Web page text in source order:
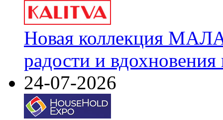
Новая коллекция
радости и
24-07-2026